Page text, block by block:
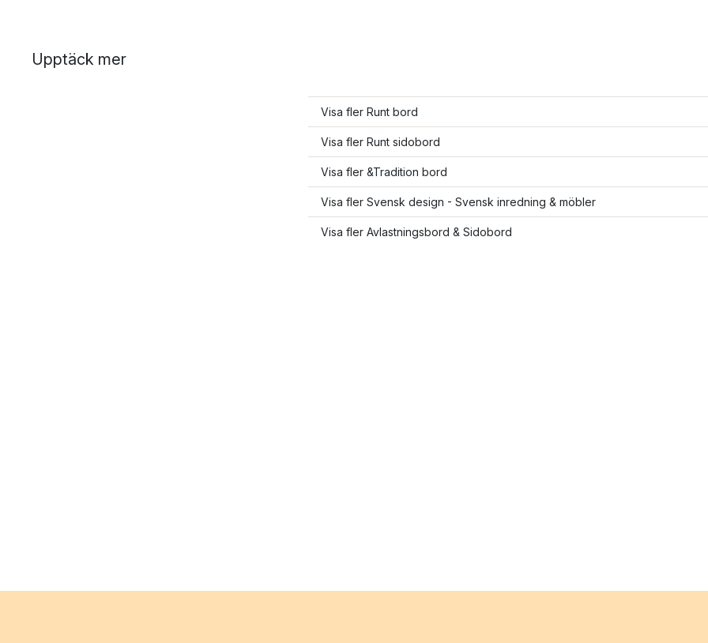
Upptäck mer
Visa fler Runt bord
Visa fler Runt sidobord
Visa fler &Tradition bord
Visa fler Svensk design - Svensk inredning & möbler
Visa fler Avlastningsbord & Sidobord